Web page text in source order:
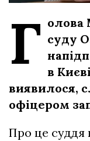
Г олова
суду
в
виявилося,
офіцером
Про це суддя